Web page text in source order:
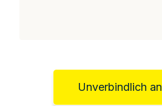
Unverbindlich